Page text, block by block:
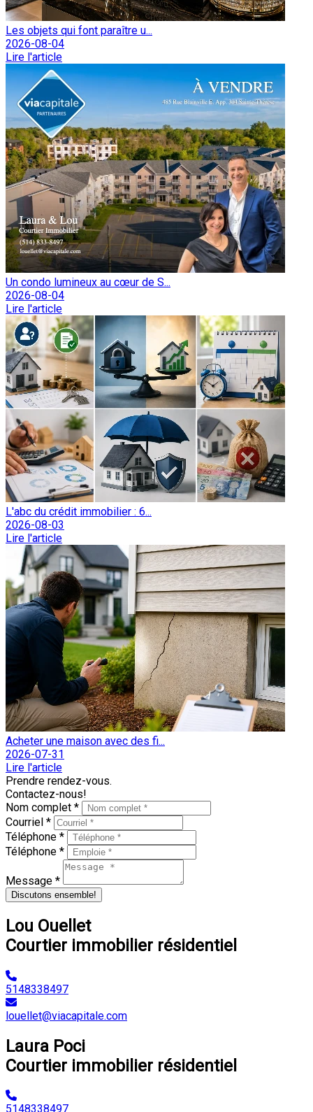
Les objets qui font paraître u...
2026-08-04
Lire l'article
Un condo lumineux au cœur de S...
2026-08-04
Lire l'article
L'abc du crédit immobilier : 6...
2026-08-03
Lire l'article
Acheter une maison avec des fi...
2026-07-31
Lire l'article
Prendre rendez-vous.
Contactez-nous!
Nom complet *
Courriel *
Téléphone *
Téléphone *
Message *
Discutons ensemble!
Lou Ouellet
Courtier immobilier résidentiel
5148338497
louellet@viacapitale.com
Laura Poci
Courtier immobilier résidentiel
5148338497